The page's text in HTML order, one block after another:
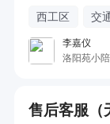
西工区 交
李嘉仪
洛阳苑小
售后客服（